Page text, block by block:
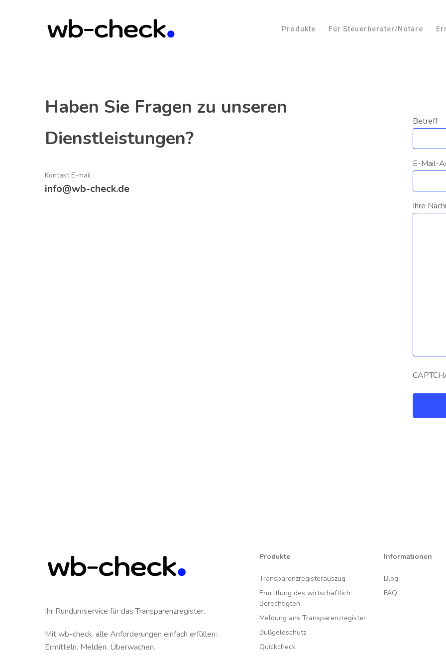
Produkte Für Steuerberater/Notare
Haben Sie Fragen zu unseren
Dienstleistungen?
Kontakt E-mail
info@wb-check.de
Betreff
E-Mail-
Ihre
Ihr Rundumservice für das Transparenzregister.
Mit wb-check. alle Anforderungen einfach erfüllen:
Ermitteln. Melden. Überwachen.
Produkte
Transparenzregisterauszug
Ermittlung des wirtschaftlich
Berechtigten
Meldung ans Transparenzregister
Bußgeldschutz
Quickcheck
Informationen
Blog
FAQ